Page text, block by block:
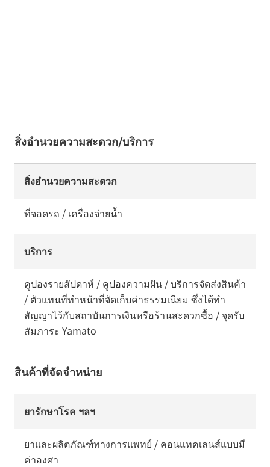
สิ่งอำนวยความสะดวก/บริการ
สิ่งอำนวยความสะดวก
ที่จอดรถ / เครื่องจ่ายน้ำ
บริการ
คูปองรายสัปดาห์ / คูปองความฝัน / บริการจัดส่งสินค้า
/ ตัวแทนที่ทำหน้าที่จัดเก็บค่าธรรมเนียม ซึ่งได้ทำ
สัญญาไว้กับสถาบันการเงินหรือร้านสะดวกซื้อ / จุดรับ
สัมภาระ Yamato
สินค้าที่จัดจำหน่าย
ยารักษาโรค ฯลฯ
ยาและผลิตภัณฑ์ทางการแพทย์ / คอนแทคเลนส์แบบมี
ค่าองศา